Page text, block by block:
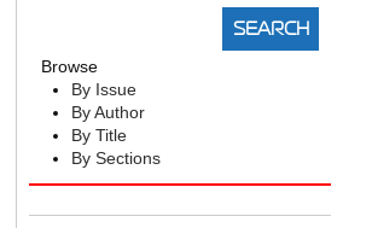
Browse
By Issue
By Author
By Title
By Sections